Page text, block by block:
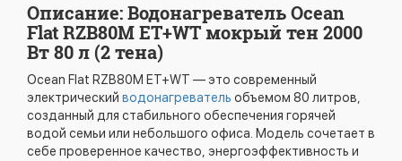
Описание: Водонагреватель Ocean
Flat RZB80M ET+WT мокрый тен 2000
Вт 80 л (2 тена)
Ocean Flat RZB80M ET+WT — это современный
электрический водонагреватель объемом 80 литров,
созданный для стабильного обеспечения горячей
водой семьи или небольшого офиса. Модель сочетает в
себе проверенное качество, энергоэффективность и